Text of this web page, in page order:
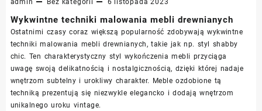
Wykwintne techniki malowania mebli drewnianych
Ostatnimi czasy coraz większą popularność zdobywają wykwintne
techniki malowania mebli drewnianych, takie jak np. styl shabby
chic. Ten charakterystyczny styl wykończenia mebli przyciąga
uwagę swoją delikatnością i nostalgicznością, dzięki której nadaje
wnętrzom subtelny i urokliwy charakter. Meble ozdobione tą
techniką prezentują się niezwykle elegancko i dodają wnętrzom
unikalnego uroku vintage.